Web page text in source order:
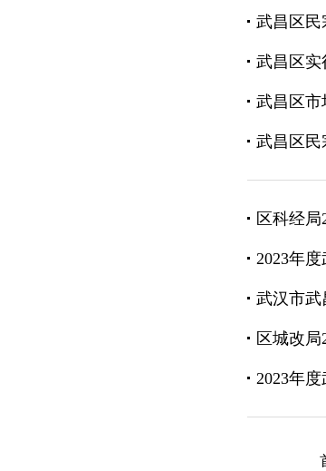
武昌区民
武昌区实
武昌区市
武昌区民
区科经
2023年
武汉市武
区城改
2023年